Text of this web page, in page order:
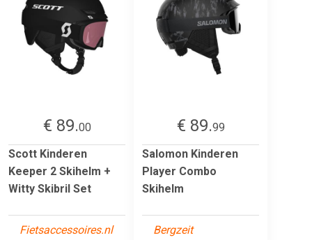
€ 89.00
Scott Kinderen
Keeper 2 Skihelm +
Witty Skibril Set
Fietsaccessoires.nl
€ 89.99
Salomon Kinderen
Player Combo
Skihelm
Bergzeit